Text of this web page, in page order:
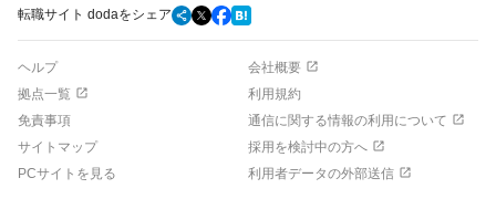
転職サイト dodaをシェア
ヘルプ
会社概要
拠点一覧
利用規約
免責事項
通信に関する情報の利用について
サイトマップ
採用を検討中の方へ
PCサイトを見る
利用者データの外部送信